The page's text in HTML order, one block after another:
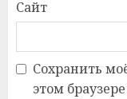
Сайт
Сохранить
этом